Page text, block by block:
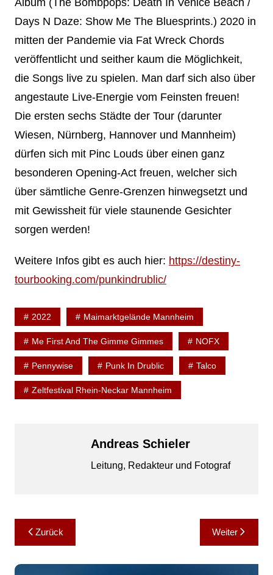
Days N Daze: Show Me The Bluesprints.) 2020 in
mitten der Pandemie via Fat Wreck Chords
veröffentlicht und seither kaum die Möglichkeit,
die Songs live zu spielen. Man darf sich also über
angestaute Live-Energie vom Feinsten freuen!
Die ersten sechs Städte der Tour (darunter
Wiesen, Nürnberg, Hannover und Mannheim)
dürfen sich mit Pinc Louds über einen ganz
besonderen Opening-Act freuen, welcher sich
über sämtliche Genre-Grenzen hinwegsetzt und
mit Gewissheit für viele staunende Gesichter
sorgen werden!
Weitere Infos gibt es auch hier: https://destiny-
tourbooking.com/punkindrublic/
2022 Maimarktgelände Mannheim
Me First And The Gimme Gimmes NOFX
Pennywise Punk In Drublic Talco
Zeltfestival Rhein-Neckar Mannheim
Andreas Schieler
Leitung, Redakteur und Fotograf
Beitragsnavigation
Zurück Weiter